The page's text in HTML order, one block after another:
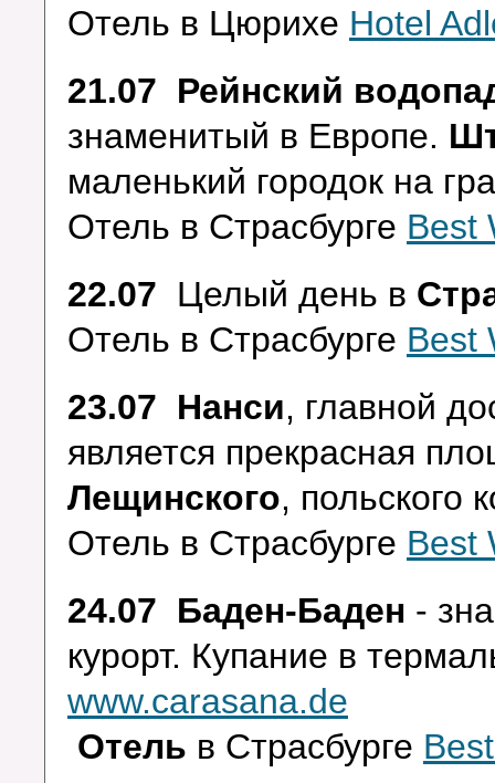
Отель в Цюрихе Hotel
21.07 Рейнский
знаменитый в Европе.
маленький городок на
Отель в Страсбурге Best
22.07 Целый день в
Отель в Страсбурге Best
23.07 Нанси, главной
является прекрасная
Лещинского, польского
Отель в Страсбурге Best
24.07 Баден-Баден -
курорт. Купание в
www.carasana.de
Отель в Страсбурге